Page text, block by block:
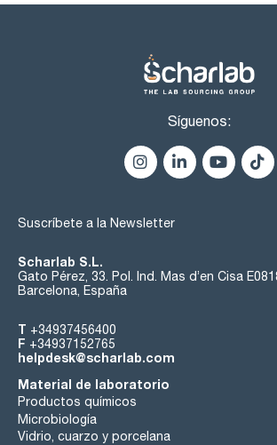
Síguenos:
Suscríbete a la Newsletter
Scharlab S.L.
Gato Pérez, 33. Pol. Ind. Mas d’en Cisa
Barcelona, España
T +34937456400
F +34937152765
helpdesk@scharlab.com
Material de laboratorio
Productos químicos
Microbiología
Vidrio, cuarzo y porcelana